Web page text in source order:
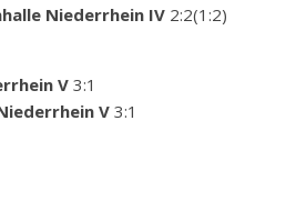
Niederrhein IV 2:2(1:2)
V3:1
V3:1